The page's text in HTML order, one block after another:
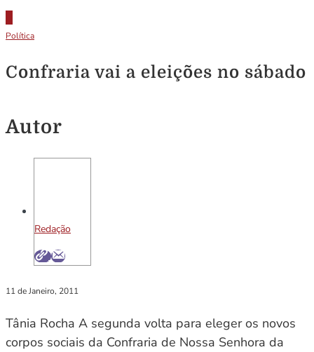
Política
Confraria vai a eleições no sábado
Autor
Redação
11 de Janeiro, 2011
Tânia Rocha A segunda volta para eleger os novos
corpos sociais da Confraria de Nossa Senhora da